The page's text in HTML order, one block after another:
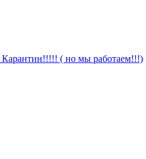
Карантин!!!!! ( но мы работаем!!!)